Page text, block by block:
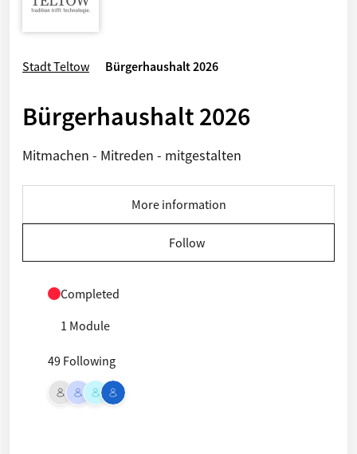
Stadt Teltow Bürgerhaushalt 2026
Bürgerhaushalt 2026
Mitmachen - Mitreden - mitgestalten
More information
Follow
Completed
1 Module
49 Following